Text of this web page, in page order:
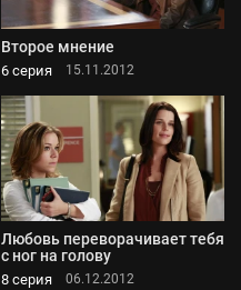
Второе мнение
6 серия 15.11.2012
Любовь переворачивает тебя
с ног на голову
8 серия 06.12.2012